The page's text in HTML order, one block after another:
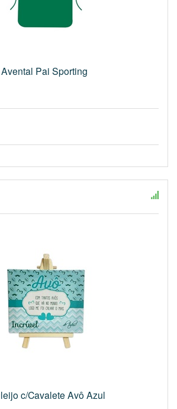
Avental Pai Sporting
c/Cavalete Avô Azul